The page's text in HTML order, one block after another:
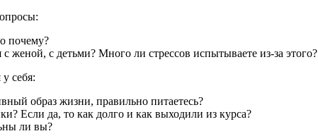
почему?
женой, с детьми? Много ли стрессов испытываете из-за этого?
себя:
образ жизни, правильно питаетесь?
Если да, то как долго и как выходили из курса?
ли вы?